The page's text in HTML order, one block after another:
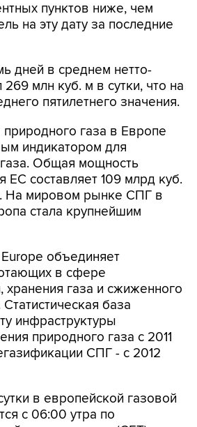
пунктов ниже, чем
на эту дату за последние
дней в среднем нетто-
269 млн куб. м в сутки, что на
пятилетнего значения.
газа в Европе
индикатором для
Общая мощность
ЕС составляет 109 млрд куб.
На мировом рынке СПГ в
стала крупнейшим
объединяет
в сфере
хранения газа и сжиженного
база
инфраструктуры
природного газа с 2011
СПГ - с 2012
в европейской газовой
c 06:00 утра по